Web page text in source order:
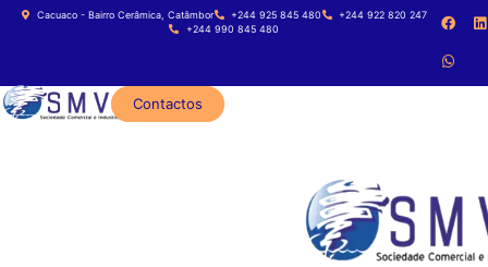
Cacuaco - Bairro Cerâmica, Catâmbor +244 925 845 480
+244 922 820 247
+244 990 845 480
Contactos